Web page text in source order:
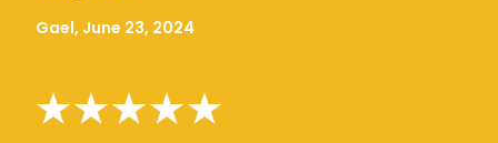
Gael, June 23, 2024